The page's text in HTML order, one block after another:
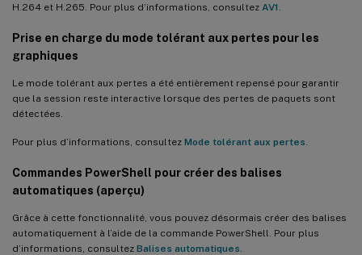
H.264 et H.265. Pour plus d’informations, consultez AV1
Prise en charge du mode tolérant aux pertes pour les
graphiques
Le mode tolérant aux pertes a été entièrement repensé pour garantir
que la session reste interactive lorsque des pertes de paquets sont
détectées.
Pour plus d’informations, consultez Mode tolérant aux pertes
Commandes PowerShell pour créer des balises
automatiques (aperçu)
Grâce à cette fonctionnalité, vous pouvez désormais créer des balises
automatiquement à l’aide de la commande PowerShell. Pour plus
d’informations, consultez Balises automatiques